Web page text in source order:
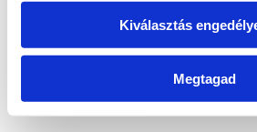
Kiválasztás
Megtagad